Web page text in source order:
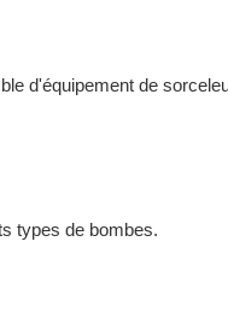
d'équipement de
types de bombes.